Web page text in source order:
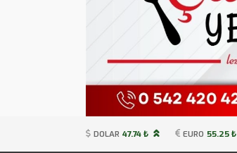
DOLAR 47.74 ₺ EURO 55.25 ₺